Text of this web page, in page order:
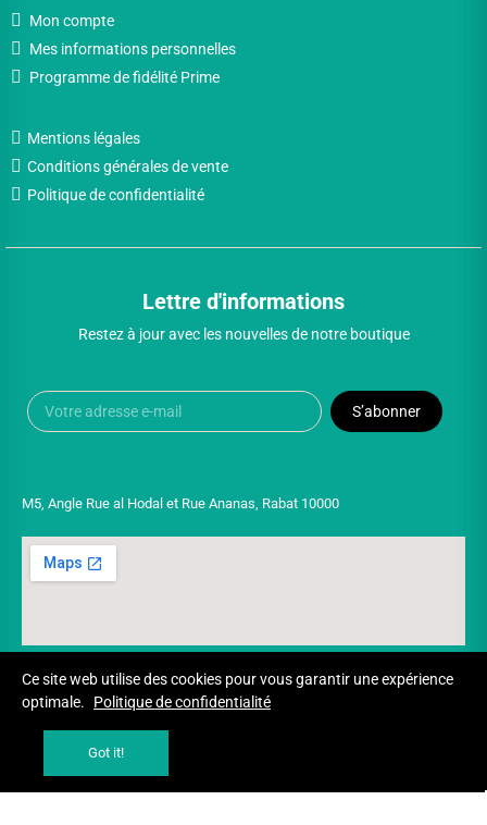
Mon compte
Mes informations personnelles
Programme de fidélité Prime
Mentions légales
Conditions générales de vente
Politique de confidentialité
Lettre d'informations
Restez à jour avec les nouvelles de notre boutique
S’abonner
M5, Angle Rue al Hodal et Rue Ananas, Rabat 10000
Ce site web utilise des cookies pour vous garantir une expérience
optimale.
Politique de confidentialité
Got it!